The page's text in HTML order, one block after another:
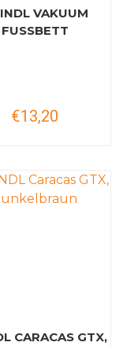
VAKUUM
FUSSBETT
€13,20
CARACAS GTX,